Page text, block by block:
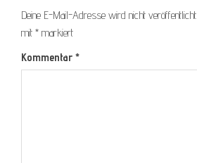
Deine E-Mail-Adresse wird nicht veröffentlicht.
mit * markiert
Kommentar *